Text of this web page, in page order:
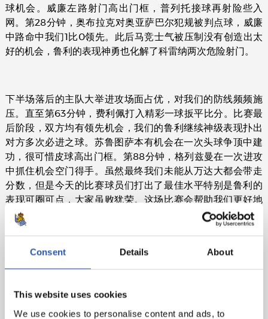
Consent Details About
This website uses cookies
We use cookies to personalise content and ads, to
球机会。威廉左路射门高出门框，普列托接球再射险些入
网。第28分钟，奥布拉克对奥亚萨巴尔犯规被判点球，威廉
中路命中我们1比0领先。此后马竞士气被压制没有创造出太
好的机会，鲁利的表现神勇也化解了科雷纳两次危险射门。
下半场落后的主队大举进攻场面占优，对我们的防线频频施
压。直至第63分钟，费利佩打入精彩一球扳平比分。比赛最
后阶段，双方均有领先机会，我们的鲁利继续神级表现扑出
对方多次必进之球。苏鲁图萨本有机会在一次头球争顶中建
功，很可惜皮球高出门框。第88分钟，格列兹曼在一次进攻
中抓住机会空门得手。虽然最终我们未能从万达大都会带走
分数，但是今天的比赛球员们打出了最佳水平特别是鲁利的
表现可圈可点，大家虽败犹荣。这场比赛会帮助我们更好地
准备周四与泽尼特的欧联杯比赛。